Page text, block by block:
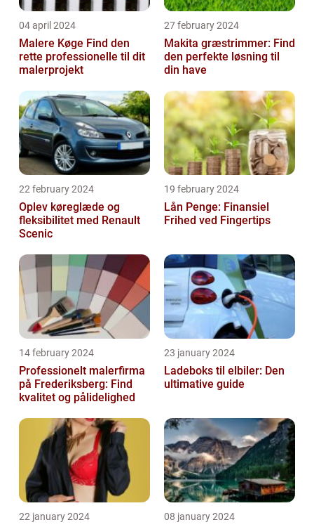
04 april 2024
Malere Køge Find den
rette professionelle til dit
malerprojekt
27 february 2024
Makita græstrimmer: Find
den perfekte løsning til
din have
22 february 2024
Oplev køreglæde og
fleksibilitet med Renault
Scenic
19 february 2024
Lån Penge: Finansiel
Frihed ved Fingertips
14 february 2024
Professionelt malerfirma
på Frederiksberg: Find
kvalitet og pålidelighed
23 january 2024
Ladeboks til elbiler: Den
ultimative guide
22 january 2024 08 january 2024